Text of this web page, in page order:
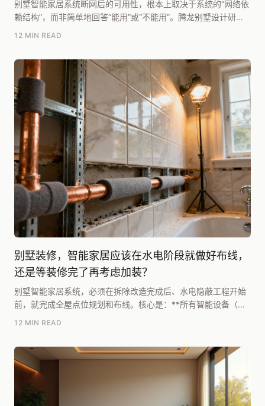
别墅智能家居系统断网后的可用性，根本上取决于系统的“网络依
赖结构”，而非简单地回答“能用”或“不能用”。腾龙别墅设计研究
12 MIN READ
别墅装修，智能家居应该在水电阶段就做好布线，
还是等装修完了再考虑加装？
别墅智能家居系统，必须在拆除改造完成后、水电隐蔽工程开始
前，就完成全屋点位规划和布线。核心是：**所有智能设备（包
12 MIN READ